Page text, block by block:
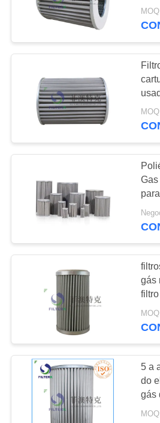
Elemento
do
Filtros da
filtro
poeira
gás
5 a
do
gás